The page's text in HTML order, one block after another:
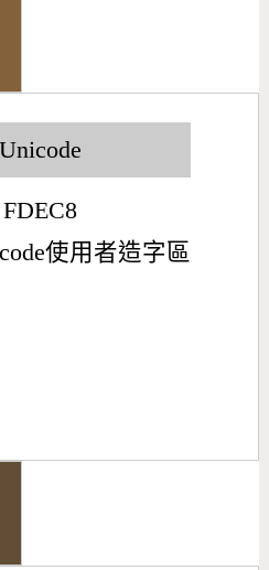
Unicode
FDEC8
使用者造字區